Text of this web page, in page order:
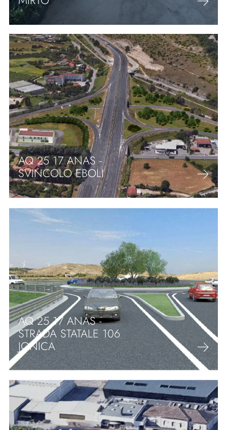
AQ 25 17 ANAS -
SVINCOLO EBOLI
AQ 25 17 ANAS -
STRADA STATALE 106
JONICA